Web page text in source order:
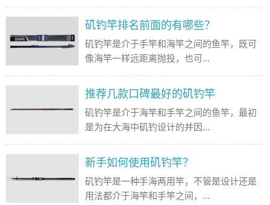
矶钓竿排名前面的有哪些？
矶钓竿是介于手竿和海竿之间的鱼竿，既可
像海竿一样远距离抛投，也可...
推荐几款口碑最好的矶钓竿
矶钓竿是介于海竿和手竿之间的鱼竿，最初
是为在大海中矶钓设计的并因...
新手如何使用矶钓竿？
矶钓竿是一种手海两用竿，不管是设计还是
用法都介于海竿和手竿之间，...